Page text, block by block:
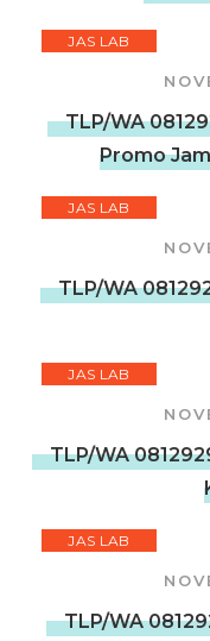
JAS LAB
TLP/WA
Promo
JAS LAB
TLP/WA
JAS LAB
TLP/WA
JAS LAB
TLP/WA